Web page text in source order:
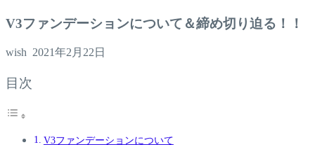
V3ファンデーションについて＆締め切り迫る！！
wish 2021年2月22日
目次
V3ファンデーションについて